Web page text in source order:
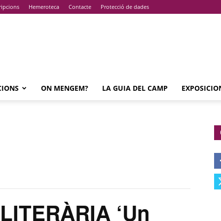
Hemeroteca Contacte Protecció de dades
ON MENGEM? LA GUIA DEL CAMP
‘Un